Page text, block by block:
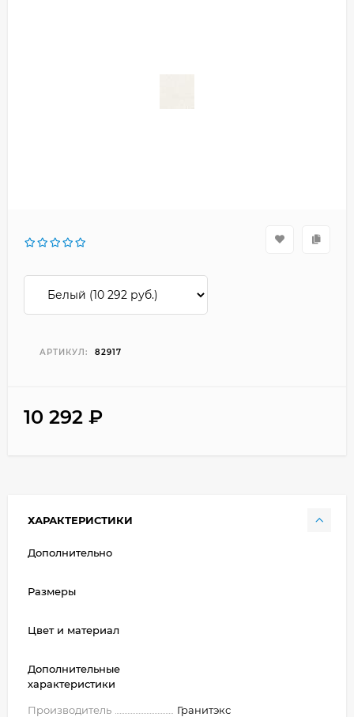
АРТИКУЛ: 82917
10 292 ₽
ХАРАКТЕРИСТИКИ
Дополнительно
Размеры
Цвет и материал
Дополнительные
характеристики
Производитель Гранитэкс